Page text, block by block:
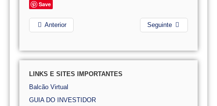
Save
Anterior Seguinte
LINKS E SITES IMPORTANTES
Balcão Virtual
GUIA DO INVESTIDOR